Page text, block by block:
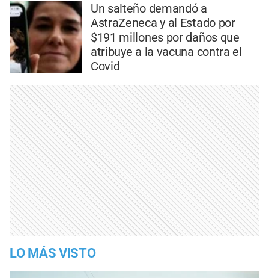
Un salteño demandó a
AstraZeneca y al Estado por
$191 millones por daños que
atribuye a la vacuna contra el
Covid
LO MÁS VISTO